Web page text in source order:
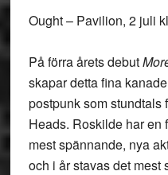
Ought – Pavilion, 2 juli
På förra årets debut
skapar detta fina
postpunk som stundtals
Heads. Roskilde har en
mest spännande, nya
och i år stavas det